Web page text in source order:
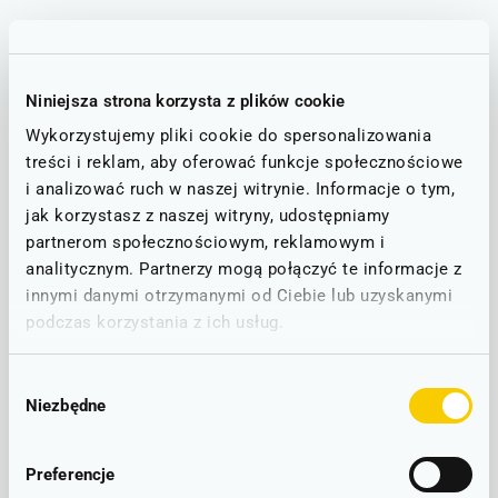
Niniejsza strona korzysta z plików cookie
Wykorzystujemy pliki cookie do spersonalizowania
treści i reklam, aby oferować funkcje społecznościowe
i analizować ruch w naszej witrynie. Informacje o tym,
jak korzystasz z naszej witryny, udostępniamy
partnerom społecznościowym, reklamowym i
analitycznym. Partnerzy mogą połączyć te informacje z
innymi danymi otrzymanymi od Ciebie lub uzyskanymi
podczas korzystania z ich usług.
zgody
Niezbędne
Preferencje
D6
Wrocław - Wałbrzych - Jelenia Góra - Szklarska Poręba Górna
Brak zgłoszonych utrudnień w ruchu.
RUCH BEZ ZAKŁÓCEŃ
Kierunki podróży
Dworzec kolejowy Jelenia Góra Cieplice obsługuje przyjazdy
pociągów przede wszystkim z Dolnego Śląska. Posiada
uzdrowisko, a także położenie u podnóży Karkonoszy, chętnie
odwiedzają ten rejon Podróżni z innych części Polski. Dzięki
Warszawy.